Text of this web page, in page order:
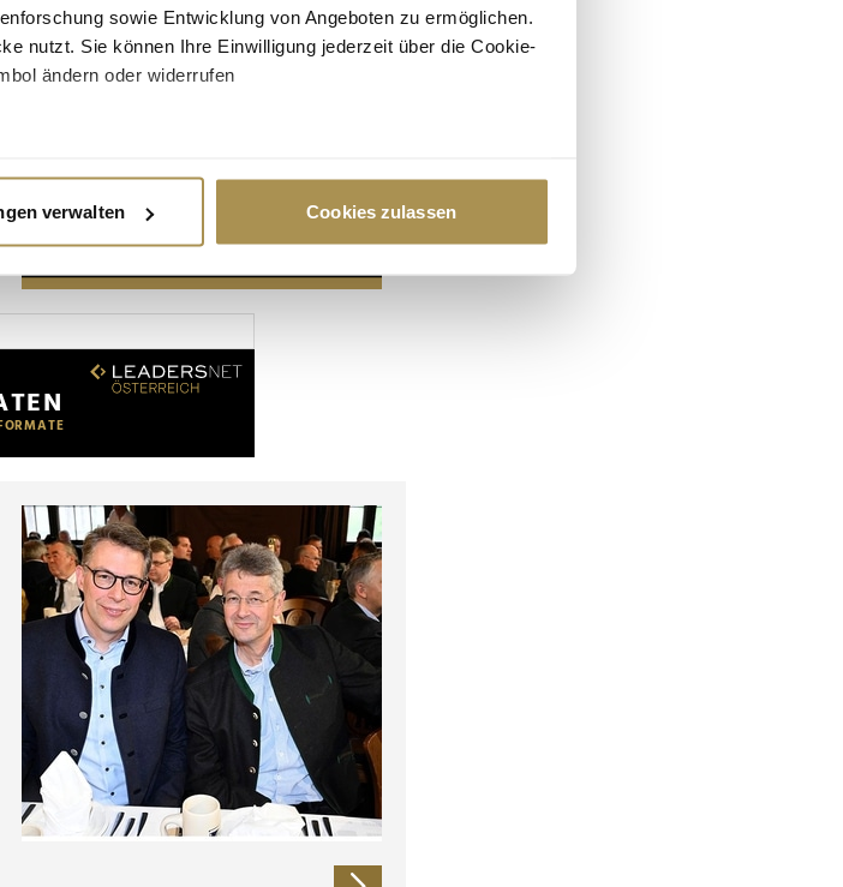
sowie Entwicklung von Angeboten zu ermöglichen.
nutzt. Sie können Ihre Einwilligung jederzeit über die Cookie-
ändern oder widerrufen
werden, und legen Sie Ihre Präferenzen im
Funktionen für soziale Medien anbieten zu können
Analysen weiter. Unsere Partner führen diese Informationen
bereitgestellt haben oder die sie im Rahmen Ihrer Nutzung
verwalten Cookies zulassen